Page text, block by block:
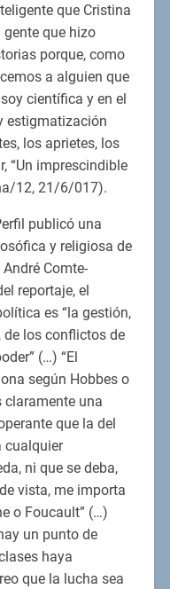
que Cristina
que hizo
porque, como
a alguien que
científica y en el
estigmatización
los aprietes, los
“Un imprescindible
12, 21/6/017).
publicó una
y religiosa de
Comte-
reportaje, el
es “la gestión,
los conflictos de
(…) “El
según Hobbes o
claramente una
que la del
cualquier
ni que se deba,
vista, me importa
o Foucault” (…)
un punto de
haya
que la lucha sea